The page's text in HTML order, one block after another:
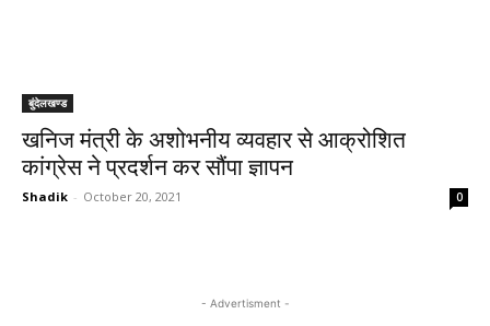
बुंदेलखण्ड
खनिज मंत्री के अशोभनीय व्यवहार से आक्रोशित
कांग्रेस ने प्रदर्शन कर सौंपा ज्ञापन
Shadik - October 20, 2021 0
- Advertisment -